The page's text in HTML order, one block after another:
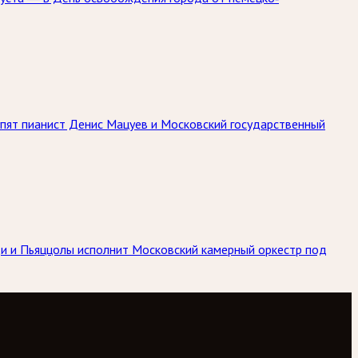
пианист Денис Мацуев и Московский государственный
и Пьяццолы исполнит Московский камерный оркестр под